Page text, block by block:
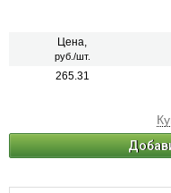
Цена,
руб./шт.
265.31